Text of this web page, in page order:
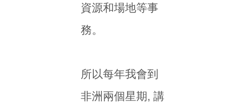
資源和場地等事
務。
所以每年我會到
非洲兩個星期, 講